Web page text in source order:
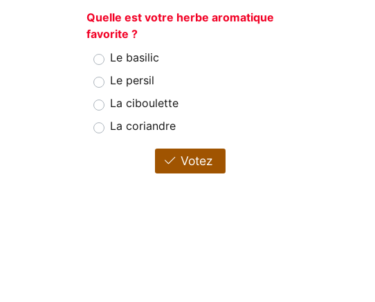
Quelle est votre herbe aromatique
favorite ?
Le basilic
Le persil
La ciboulette
La coriandre
Votez